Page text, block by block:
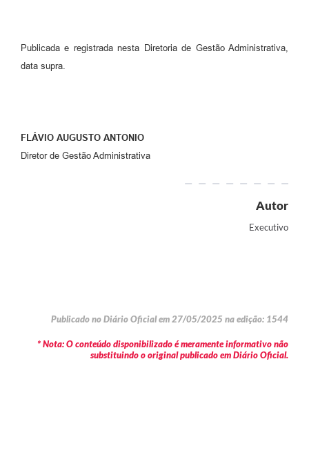
Publicada e registrada nesta Diretoria de Gestão Administrativa,
data supra.
FLÁVIO AUGUSTO ANTONIO
Diretor de Gestão Administrativa
Autor
Executivo
Publicado no Diário Oficial em 27/05/2025 na edição: 1544
* Nota: O conteúdo disponibilizado é meramente informativo não
substituindo o original publicado em Diário Oficial.